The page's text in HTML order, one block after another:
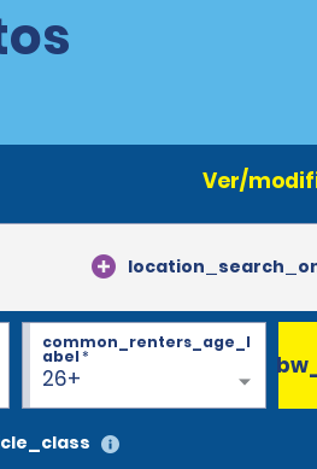
Ver/
26+
common_renters_age_l
abel*